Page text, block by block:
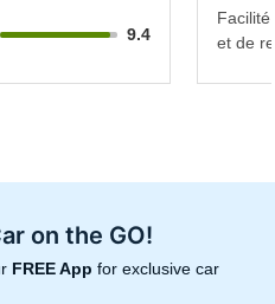
9.4
et de
on the GO!
FREE App for exclusive car